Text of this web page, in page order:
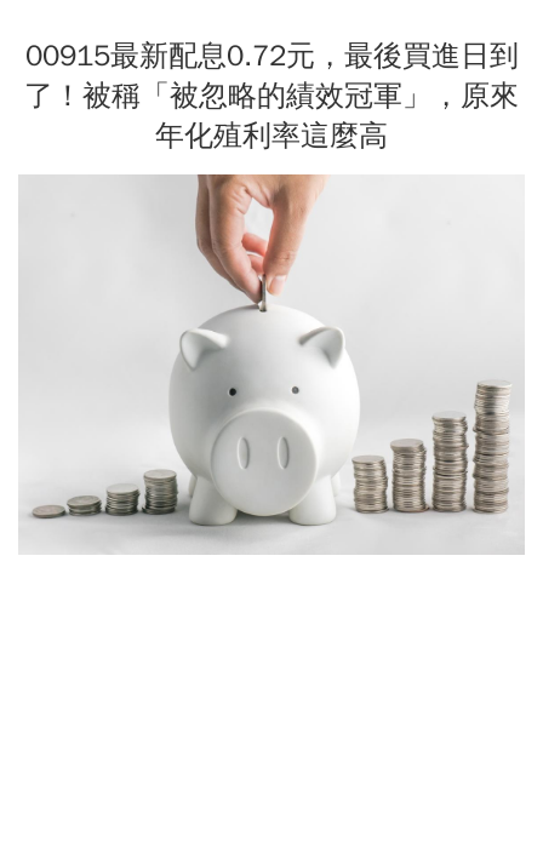
00915最新配息0.72元，最後買進日到
了！被稱「被忽略的績效冠軍」，原來
年化殖利率這麼高